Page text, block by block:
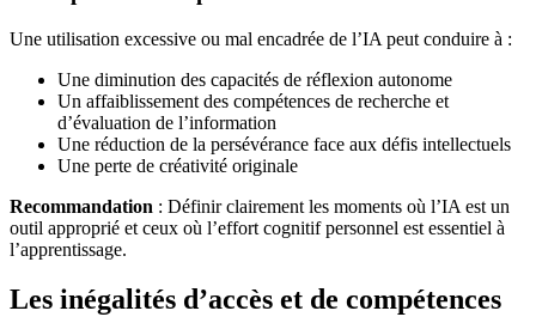
Une utilisation excessive ou mal encadrée de l’IA peut conduire à :
Une diminution des capacités de réflexion autonome
Un affaiblissement des compétences de recherche et
d’évaluation de l’information
Une réduction de la persévérance face aux défis intellectuels
Une perte de créativité originale
Recommandation : Définir clairement les moments où l’IA est un
outil approprié et ceux où l’effort cognitif personnel est essentiel à
l’apprentissage.
Les inégalités d’accès et de compétences